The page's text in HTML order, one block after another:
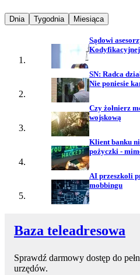
Najpopularniejsze wiadomości z
Dnia Najpopularniejsze wiadomości z
Tygodnia Najpopularniejsze
Miesiąca
Sądowi
SN: Radca
Nie poniesie
Czy żołnierz
wojskową
Klient banku
pożyczki -
AI przeszkoli
mobbingu
Baza teleadresowa
Sprawdź darmowy dostęp do
urzędów.